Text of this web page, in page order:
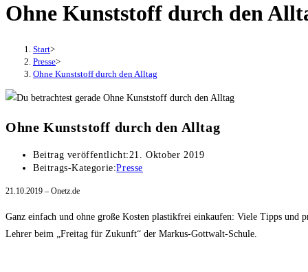
Ohne Kunststoff durch den
Start>
Presse>
Ohne Kunststoff durch den Alltag
Ohne Kunststoff durch den Alltag
Beitrag veröffentlicht:21. Oktober 2019
Beitrags-Kategorie:Presse
21.10.2019 – Onetz.de
Ganz einfach und ohne große Kosten plastikfrei einkaufen: Viele Tipps und
Lehrer beim „Freitag für Zukunft“ der Markus-Gottwalt-Schule.